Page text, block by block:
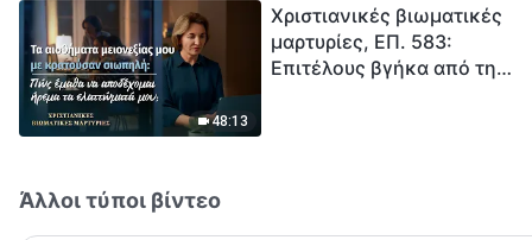
48:13
Χριστιανικές βιωματικές
μαρτυρίες, ΕΠ. 583:
Επιτέλους βγήκα από τη
Άλλοι τύποι βίντεο